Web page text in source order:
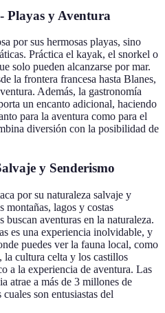
Playas y Aventura
por sus hermosas playas, sino
Práctica el kayak, el snorkel o
solo pueden alcanzarse por mar.
la frontera francesa hasta Blanes,
Además, la gastronomía
un encanto adicional, haciendo
para la aventura como para el
diversión con la posibilidad de
y Senderismo
por su naturaleza salvaje y
montañas, lagos y costas
buscan aventuras en la naturaleza.
es una experiencia inolvidable, y
puedes ver la fauna local, como
la cultura celta y los castillos
a la experiencia de aventura. Las
atrae a más de 3 millones de
son entusiastas del